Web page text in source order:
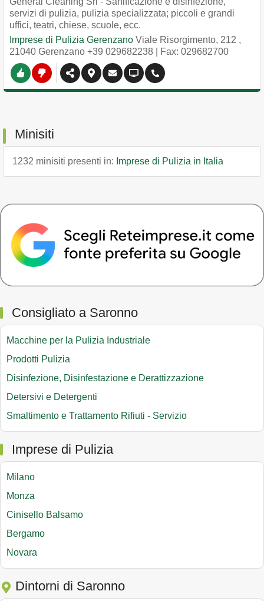
servizi di pulizia, pulizia specializzata; piccoli e grandi
uffici, teatri, chiese, scuole, ecc.
Imprese di Pulizia Gerenzano Viale Risorgimento, 212 ,
21040 Gerenzano +39 029682238 | Fax: 029682700
Minisiti
1232 minisiti presenti in: Imprese di Pulizia in Italia
Consigliato a Saronno
Macchine per la Pulizia Industriale
Prodotti Pulizia
Disinfezione, Disinfestazione e Derattizzazione
Detersivi e Detergenti
Smaltimento e Trattamento Rifiuti - Servizio
Imprese di Pulizia
Milano
Monza
Cinisello Balsamo
Bergamo
Novara
Dintorni di Saronno